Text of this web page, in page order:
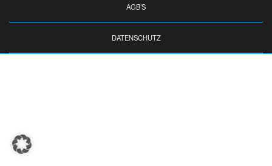
AGB’S
DATENSCHUTZ